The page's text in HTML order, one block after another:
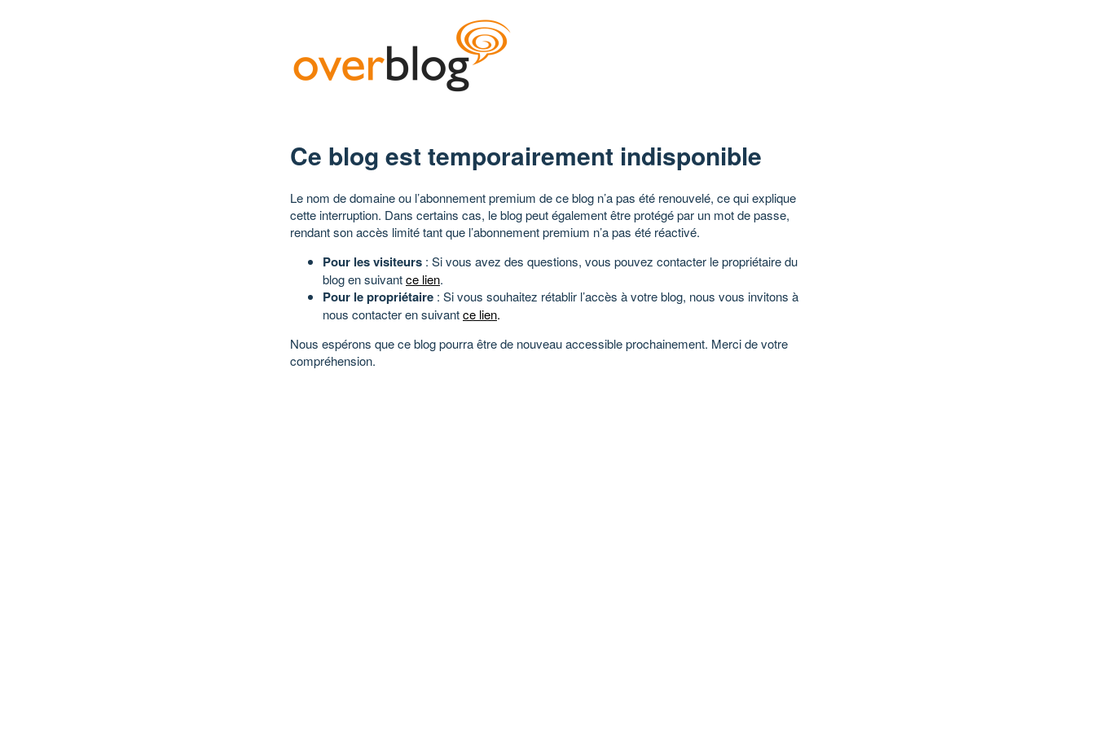
Ce blog est temporairement indisponible
Le nom de domaine ou l’abonnement premium de ce blog n’a pas été renouvelé, ce qui explique
cette interruption. Dans certains cas, le blog peut également être protégé par un mot de passe,
rendant son accès limité tant que l’abonnement premium n’a pas été réactivé.
Pour les visiteurs : Si vous avez des questions, vous pouvez contacter le propriétaire du
blog en suivantce lien.
Pour le propriétaire : Si vous souhaitez rétablir l’accès à votre blog, nous vous invitons à
nous contacter en suivantce lien.
Nous espérons que ce blog pourra être de nouveau accessible prochainement. Merci de votre
compréhension.